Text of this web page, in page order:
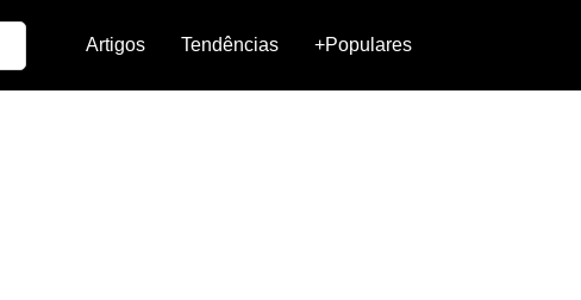
Artigos Tendências +Populares